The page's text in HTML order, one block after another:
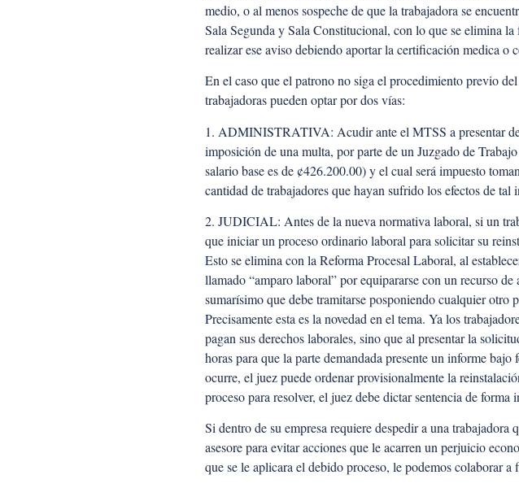
medio, o al menos sospeche de que la trabajadora se
Sala Segunda y Sala Constitucional, con lo que se elimina
realizar ese aviso debiendo aportar la certificación medica o
En el caso que el patrono no siga el procedimiento previo
trabajadoras pueden optar por dos vías:
1. ADMINISTRATIVA: Acudir ante el MTSS a presentar
imposición de una multa, por parte de un Juzgado de
salario base es de ¢426.200.00) y el cual será impuesto
cantidad de trabajadores que hayan sufrido los efectos de tal
2. JUDICIAL: Antes de la nueva normativa laboral, si un
que iniciar un proceso ordinario laboral para solicitar su
Esto se elimina con la Reforma Procesal Laboral, al
llamado “amparo laboral” por equipararse con un recurso
sumarísimo que debe tramitarse posponiendo cualquier otro
Precisamente esta es la novedad en el tema. Ya los
pagan sus derechos laborales, sino que al presentar la
horas para que la parte demandada presente un informe
ocurre, el juez puede ordenar provisionalmente la
proceso para resolver, el juez debe dictar sentencia de forma
Si dentro de su empresa requiere despedir a una
asesore para evitar acciones que le acarren un perjuicio
que se le aplicara el debido proceso, le podemos colaborar